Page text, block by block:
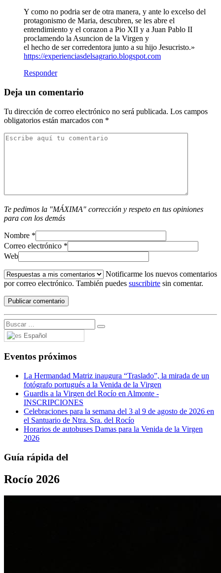
Y como no podria ser de otra manera, y ante lo excelso del
protagonismo de Maria, descubren, se les abre el
entendimiento y el corazon a Pio XII y a Juan Pablo II
proclamendo la Asuncion de la Virgen y
el hecho de ser corredentora junto a su hijo Jesucristo.»
https://experienciasdelsagrario.blogspot.com
Responder
Deja un comentario
Tu dirección de correo electrónico no será publicada. Los campos
obligatorios están marcados con *
Te pedimos la "MÁXIMA" corrección y respeto en tus opiniones
para con los demás
Nombre *
Correo electrónico *
Web
Notificarme los nuevos comentarios
por correo electrónico. También puedes suscribirte sin comentar.
Español
Eventos próximos
La Hermandad Matriz inaugura “Traslado”, la mirada de un
fotógrafo portugués a la Venida de la Virgen
Guardis a la Virgen del Rocío en Almonte -
INSCRIPCIONES
Celebraciones para la semana del 3 al 9 de agosto de 2026 en
el Santuario de Ntra. Sra. del Rocío
Horarios de autobuses Damas para la Venida de la Virgen
2026
Guía rápida del
Rocío 2026